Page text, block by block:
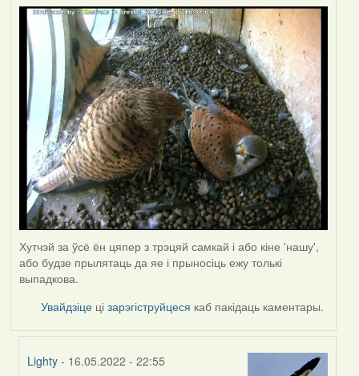
Хутчэй за ўсё ён цяпер з трэцяй самкай і або кіне 'нашу',
або будзе прылятаць да яе і прыносіць ежу толькі
выпадкова.
Увайдзіце цізарэгіструйцеся каб пакідаць каментары.
Lighty - 16.05.2022 - 22:55